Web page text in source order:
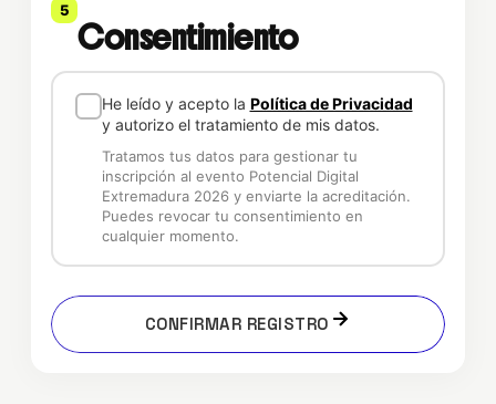
5
Consentimiento
He leído y acepto la Política de Privacidad
y autorizo el tratamiento de mis datos.
Tratamos tus datos para gestionar tu
inscripción al evento Potencial Digital
Extremadura 2026 y enviarte la acreditación.
Puedes revocar tu consentimiento en
cualquier momento.
CONFIRMAR REGISTRO